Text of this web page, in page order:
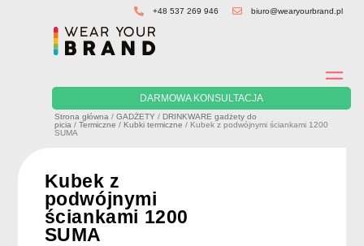
+48 537 269 946 biuro@wearyourbrand.pl
DARMOWA KONSULTACJA
Strona główna /GADŻETY / DRINKWARE gadżety do
picia /Termiczne / Kubki termiczne / Kubek z podwójnymi ściankami 1200
SUMA
Kubek z
podwójnymi
ściankami 1200
SUMA